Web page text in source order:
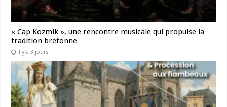
« Cap Kozmik », une rencontre musicale qui propulse la
tradition bretonne
il y a 3 jours